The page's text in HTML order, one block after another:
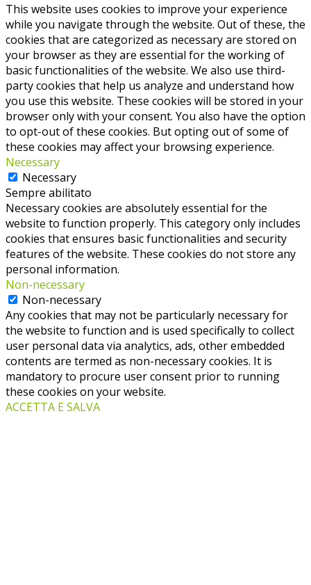
This website uses cookies to improve your experience
while you navigate through the website. Out of these, the
cookies that are categorized as necessary are stored on
your browser as they are essential for the working of
basic functionalities of the website. We also use third-
party cookies that help us analyze and understand how
you use this website. These cookies will be stored in your
browser only with your consent. You also have the option
to opt-out of these cookies. But opting out of some of
these cookies may affect your browsing experience.
Necessary
Necessary
Sempre abilitato
Necessary cookies are absolutely essential for the
website to function properly. This category only includes
cookies that ensures basic functionalities and security
features of the website. These cookies do not store any
personal information.
Non-necessary
Non-necessary
Any cookies that may not be particularly necessary for
the website to function and is used specifically to collect
user personal data via analytics, ads, other embedded
contents are termed as non-necessary cookies. It is
mandatory to procure user consent prior to running
these cookies on your website.
ACCETTA E SALVA